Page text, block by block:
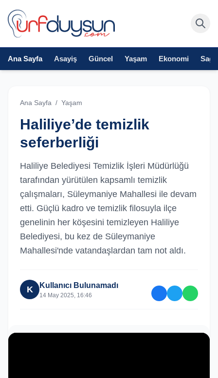
Ana Sayfa Asayiş Güncel Yaşam Ekonomi
Ana Sayfa / Yaşam
Haliliye’de temizlik
seferberliği
Haliliye Belediyesi Temizlik İşleri Müdürlüğü
tarafından yürütülen kapsamlı temizlik
çalışmaları, Süleymaniye Mahallesi ile devam
etti. Güçlü kadro ve temizlik filosuyla ilçe
genelinin her köşesini temizleyen Haliliye
Belediyesi, bu kez de Süleymaniye
Mahallesi'nde vatandaşlardan tam not aldı.
K Kullanıcı Bulunamadı
14 May 2025, 16:46